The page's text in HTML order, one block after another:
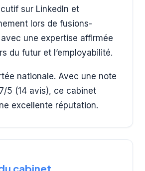
sur LinkedIn et
lors de fusions-
une expertise affirmée
du futur et l’employabilité.
nationale. Avec une note
5 (14 avis), ce cabinet
excellente réputation.
cabinet